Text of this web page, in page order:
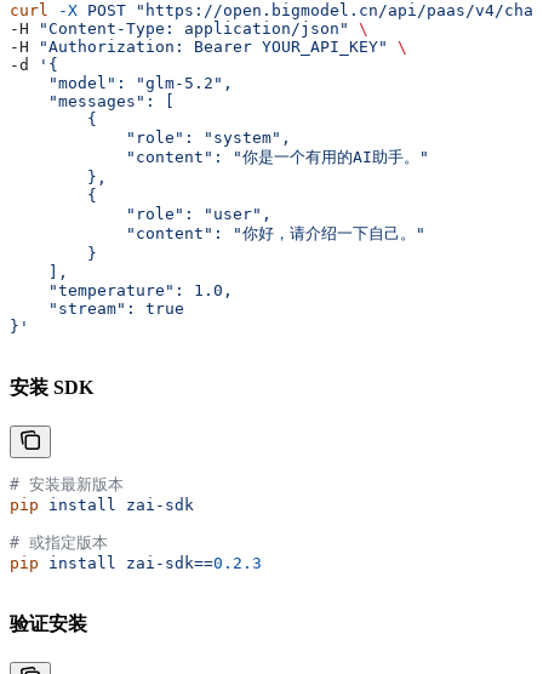
curl -X POST "https://open.bigmodel.cn/api/paas/v4/
-H
"Content-Type: application/json"
\
-H
"Authorization: Bearer YOUR_API_KEY"
\
-d
'{
    "model": "glm-5.2",
    "messages": [
        {
            "role": "system",
            "content": "你是一个有用的AI助手。"
        },
        {
            "role": "user",
            "content": "你好，请介绍一下自己。"
        }
    ],
    "temperature": 1.0,
    "stream": true
}'
安装 SDK
# 安装最新版本
pip install zai-sdk
# 或指定版本
pip install zai-sdk==0.2.3
验证安装